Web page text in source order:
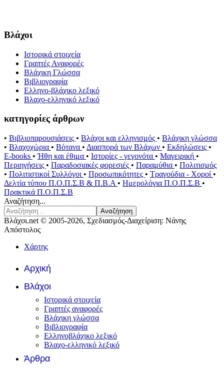
Βλάχοι
Ιστορικά στοιχεία
Γραπτές Αναφορές
Βλάχικη Γλώσσα
Βιβλιογραφία
Ελληνο-βλάχικο λεξικό
Βλαχο-ελληνικό λεξικό
κατηγορίες άρθρων
• Βιβλιοπαρουσιάσεις • Βλάχοι και ελληνισμός • Βλάχικη γλώσσα
• Βλαχοχώρια • Βότανα • Διασπορά των Βλάχων • Εκδηλώσεις •
E-books •Ήθη και έθιμα • Ιστορίες - γεγονότα • Μαγειρική •
Περιηγήσεις • Παραδοσιακές φορεσιές • Παραμύθια • Πολιτισμός
• Πολιτιστικοί Συλλόγοι • Προσωπικότητες • Τραγούδια - Χοροί •
Δελτία τύπου Π.Ο.Π.Σ.Β & Π.Β.Α • Ημερολόγια Π.Ο.Π.Σ.Β •
Πρακτικά Π.Ο.Π.Σ.Β
Αναζήτηση...
Αναζήτηση
Βλάχοι.net © 2005-2026, Σχεδιασμός-Διαχείριση: Νάνης
Απόστολος
Χάρτης
Αρχική
Βλάχοι
Ιστορικά στοιχεία
Γραπτές αναφορές
Βλάχικη γλώσσα
Βιβλιογραφία
Ελληνοβλάχικο λεξικό
Βλαχο-ελληνικό λεξικό
Άρθρα